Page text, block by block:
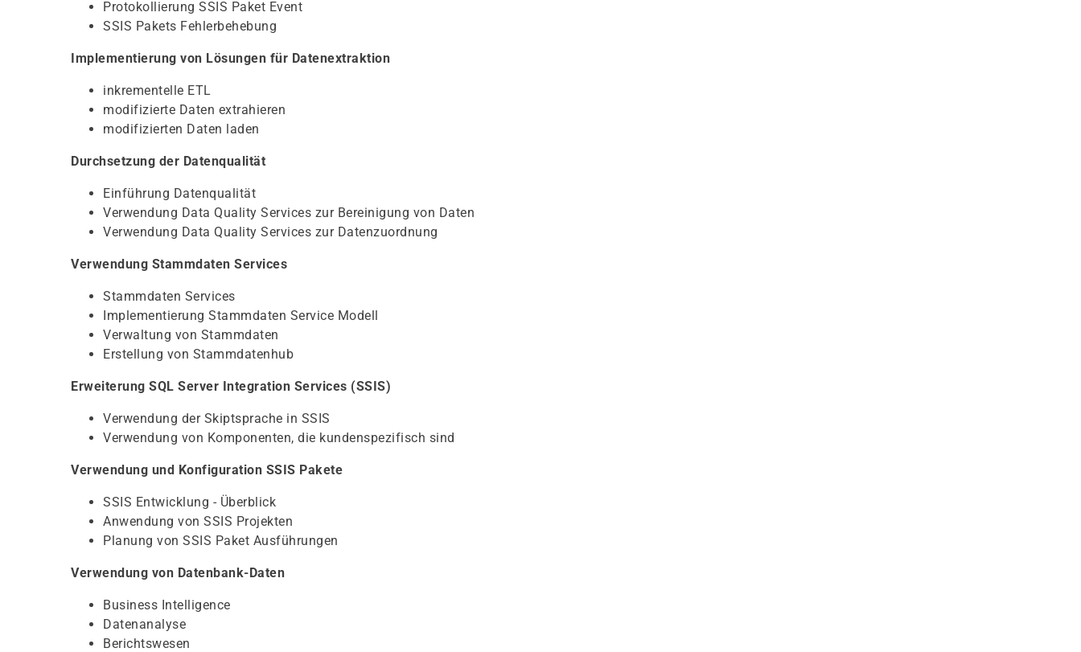
Protokollierung SSIS Paket Event
SSIS Pakets Fehlerbehebung
Implementierung von Lösungen für Datenextraktion
inkrementelle ETL
modifizierte Daten extrahieren
modifizierten Daten laden
Durchsetzung der Datenqualität
Einführung Datenqualität
Verwendung Data Quality Services zur Bereinigung von Daten
Verwendung Data Quality Services zur Datenzuordnung
Verwendung Stammdaten Services
Stammdaten Services
Implementierung Stammdaten Service Modell
Verwaltung von Stammdaten
Erstellung von Stammdatenhub
Erweiterung SQL Server Integration Services (SSIS)
Verwendung der Skiptsprache in SSIS
Verwendung von Komponenten, die kundenspezifisch sind
Verwendung und Konfiguration SSIS Pakete
SSIS Entwicklung - Überblick
Anwendung von SSIS Projekten
Planung von SSIS Paket Ausführungen
Verwendung von Datenbank-Daten
Business Intelligence
Datenanalyse
Berichtswesen